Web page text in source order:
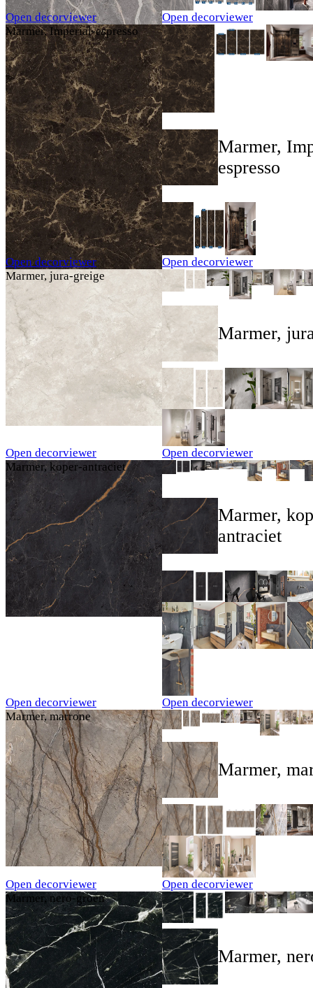
Open decorviewer
Open decorviewer
Marmer, Imperial-espresso
Open decorviewer
Marmer,
espresso
Open decorviewer
Marmer, jura-greige
Open decorviewer
Marmer,
Open decorviewer
Marmer, koper-antraciet
Open decorviewer
Marmer,
antraciet
Open decorviewer
Marmer, marrone
Open decorviewer
Marmer,
Open decorviewer
Marmer, nero-groen
Marmer,